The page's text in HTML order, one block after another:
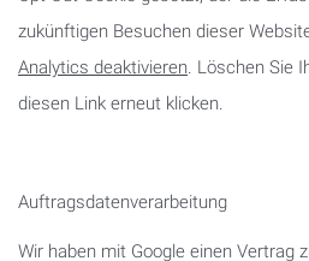
zukünftigen Besuchen dieser
Analytics deaktivieren. Löschen Sie
diesen Link erneut klicken.
Auftragsdatenverarbeitung
Wir haben mit Google einen Vertrag